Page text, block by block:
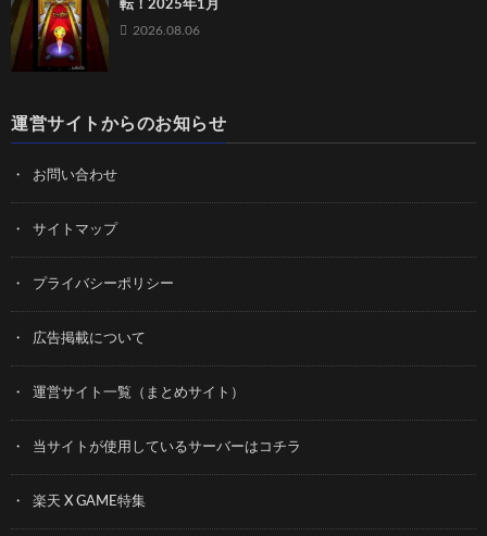
転！2025年1月
2026.08.06
運営サイトからのお知らせ
お問い合わせ
サイトマップ
プライバシーポリシー
広告掲載について
運営サイト一覧（まとめサイト）
当サイトが使用しているサーバーはコチラ
楽天 X GAME特集